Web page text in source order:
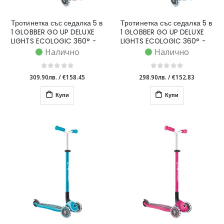
Тротинетка със седалка 5 в
1 GLOBBER GO UP DELUXE
LIGHTS ECOLOGIC 360° -
Налично
309.90лв. /€158.45
Купи
Тротинетка със седалка 5 в
1 GLOBBER GO UP DELUXE
LIGHTS ECOLOGIC 360° -
пастелно синяНалично
298.90лв. /€152.83
Купи